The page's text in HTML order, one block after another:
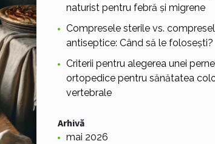
naturist pentru febră și migrene
Compresele sterile vs.
antiseptice: Când să le folosești?
Criterii pentru alegerea unei perne
ortopedice pentru sănătatea
vertebrale
Arhivă
mai 2026